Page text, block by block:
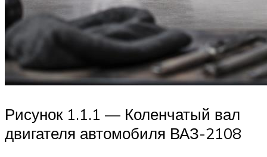
Рисунок 1.1.1 — Коленчатый вал
двигателя автомобиля ВАЗ-2108